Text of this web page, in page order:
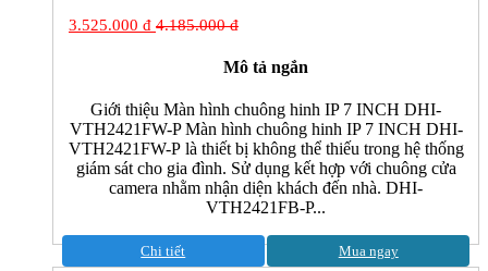
3.525.000 đ 4.185.000 đ
Mô tả ngắn
Giới thiệu Màn hình chuông hinh IP 7 INCH DHI-
VTH2421FW-P Màn hình chuông hinh IP 7 INCH DHI-
VTH2421FW-P là thiết bị không thể thiếu trong hệ thống
giám sát cho gia đình. Sử dụng kết hợp với chuông cửa
camera nhằm nhận diện khách đến nhà. DHI-
VTH2421FB-P...
Chi tiết Mua ngay